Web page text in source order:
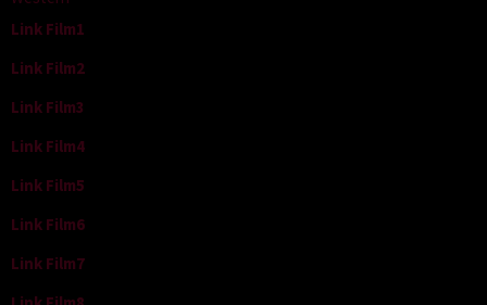
Link Film1
Link Film2
Link Film3
Link Film4
Link Film5
Link Film6
Link Film7